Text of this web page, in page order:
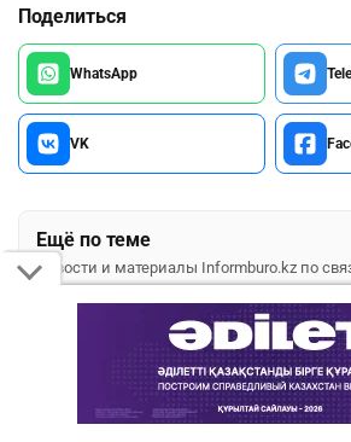
Поделиться
WhatsApp
VK
Ещё по теме
Новости и материалы Informburo.kz по
ШКОЛЬНИКИ
ПОДПИШИТЕСЬ НА НАС